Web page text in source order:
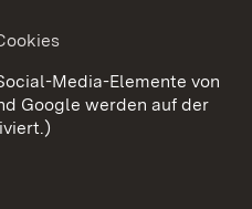
Barrierefreiheit
CookiesMedia-Elemente von
Google werden auf der